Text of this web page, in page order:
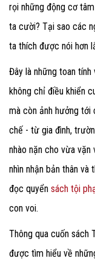
rọi những động cơ
ta cười? Tại sao các
ta thích được nói hơn
Đây là những toan tính
không chỉ điều khiển
mà còn ảnh hưởng tới
chế - từ gia đình,
nhào nặn cho vừa
nhìn nhận bản thân
đọc quyển sách tội
con voi.
Thông qua cuốn sách
được tìm hiểu về